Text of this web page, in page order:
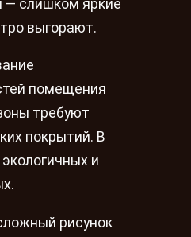
— слишком яркие
выгорают.
помещения
требуют
покрытий. В
и
рисунок